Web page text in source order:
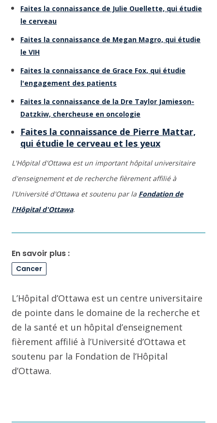
Faites la connaissance de Julie Ouellette, qui étudie
le cerveau
Faites la connaissance de Megan Magro, qui étudie
le VIH
Faites la connaissance de Grace Fox, qui étudie
l'engagement des patients
Faites la connaissance de la Dre Taylor Jamieson-
Datzkiw, chercheuse en oncologie
Faites la connaissance de Pierre Mattar,
qui étudie le cerveau et les yeux
L'Hôpital d'Ottawa est un important hôpital universitaire
d'enseignement et de recherche fièrement affilié à
l'Université d'Ottawa et soutenu par la Fondation de
l'Hôpital d'Ottawa.
En savoir plus :
Cancer
L’Hôpital d’Ottawa est un centre universitaire
de pointe dans le domaine de la recherche et
de la santé et un hôpital d’enseignement
fièrement affilié à l’Université d’Ottawa et
soutenu par la Fondation de l’Hôpital
d’Ottawa.